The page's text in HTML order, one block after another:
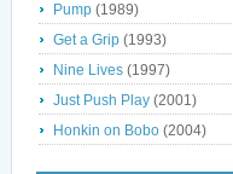
Pump (1989)
Get a Grip (1993)
Nine Lives (1997)
Just Push Play (2001)
Honkin on Bobo (2004)